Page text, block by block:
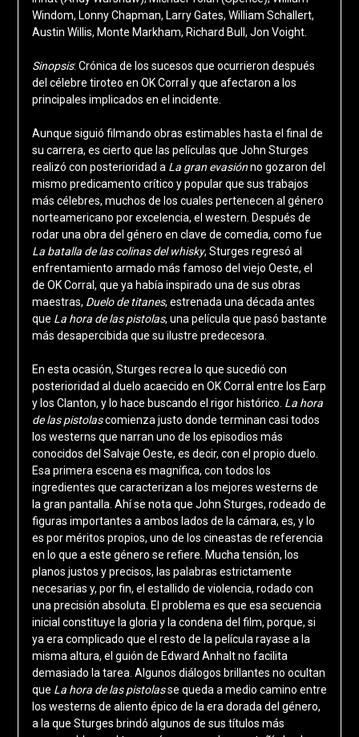
Windom, Lonny Chapman, Larry Gates, William Schallert,
Austin Willis, Monte Markham, Richard Bull, Jon Voight.
Sinopsis: Crónica de los sucesos que ocurrieron después
del célebre tiroteo en OK Corral y que afectaron a los
principales implicados en el incidente.
Aunque siguió filmando obras estimables hasta el final de
su carrera, es cierto que las películas que John Sturges
realizó con posterioridad a La gran evasiónno gozaron del
mismo predicamento crítico y popular que sus trabajos
más célebres, muchos de los cuales pertenecen al género
norteamericano por excelencia, el western. Después de
rodar una obra del género en clave de comedia, como fue
La batalla de las colinas del whisky, Sturges regresó al
enfrentamiento armado más famoso del viejo Oeste, el
de OK Corral, que ya había inspirado una de sus obras
maestras, Duelo de titanes, estrenada una década antes
que La hora de las pistolas, una película que pasó bastante
más desapercibida que su ilustre predecesora.
En esta ocasión, Sturges recrea lo que sucedió con
posterioridad al duelo acaecido en OK Corral entre los Earp
y los Clanton, y lo hace buscando el rigor histórico. La hora
de las pistolascomienza justo donde terminan casi todos
los westerns que narran uno de los episodios más
conocidos del Salvaje Oeste, es decir, con el propio duelo.
Esa primera escena es magnífica, con todos los
ingredientes que caracterizan a los mejores westerns de
la gran pantalla. Ahí se nota que John Sturges, rodeado de
figuras importantes a ambos lados de la cámara, es, y lo
es por méritos propios, uno de los cineastas de referencia
en lo que a este género se refiere. Mucha tensión, los
planos justos y precisos, las palabras estrictamente
necesarias y, por fin, el estallido de violencia, rodado con
una precisión absoluta. El problema es que esa secuencia
inicial constituye la gloria y la condena del film, porque, si
ya era complicado que el resto de la película rayase a la
misma altura, el guión de Edward Anhalt no facilita
demasiado la tarea. Algunos diálogos brillantes no ocultan
que La hora de las pistolasse queda a medio camino entre
los westerns de aliento épico de la era dorada del género,
a la que Sturges brindó algunos de sus títulos más